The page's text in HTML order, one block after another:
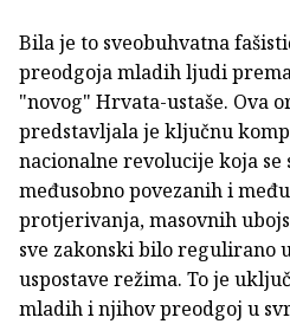
Bila je to sveobuhvatna
preodgoja mladih ljudi
"novog" Hrvata-ustaše. Ova
predstavljala je ključnu
nacionalne revolucije koja se
međusobno povezanih i
protjerivanja, masovnih
sve zakonski bilo regulirano
uspostave režima. To je
mladih i njihov preodgoj u